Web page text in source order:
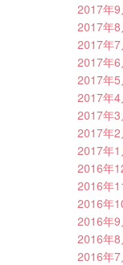
2017年9
2017年8
2017年7
2017年6
2017年5
2017年4
2017年3
2017年2
2017年1
2016年
2016年
2016年
2016年9
2016年8
2016年7